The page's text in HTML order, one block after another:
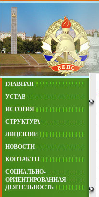
ГЛАВНАЯ
УСТАВ
ИСТОРИЯ
СТРУКТУРА
ЛИЦЕНЗИИ
НОВОСТИ
КОНТАКТЫ
СОЦИАЛЬНО-
ОРИЕНТИРОВАННАЯ
ДЕЯТЕЛЬНОСТЬ